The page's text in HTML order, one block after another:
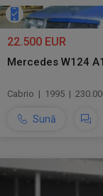
22.500 EUR
Mercedes W124
Cabrio | 1995 |
Sună